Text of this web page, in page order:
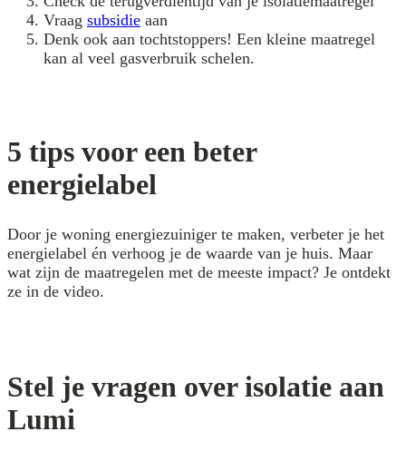
Vraag subsidie aan
Denk ook aan tochtstoppers! Een kleine maatregel
kan al veel gasverbruik schelen.
5 tips voor een beter
energielabel
Door je woning energiezuiniger te maken, verbeter je het
energielabel én verhoog je de waarde van je huis. Maar
wat zijn de maatregelen met de meeste impact? Je ontdekt
ze in de video.
Stel je vragen over isolatie aan
Lumi